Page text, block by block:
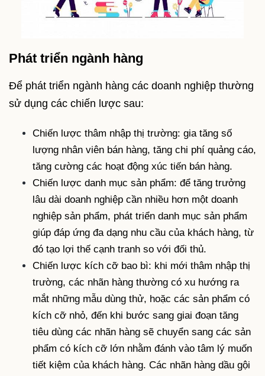
Phát triển ngành hàng
Để phát triển ngành hàng các doanh nghiệp thường
sử dụng các chiến lược sau:
Chiến lược thâm nhập thị trường: gia tăng số
lượng nhân viên bán hàng, tăng chi phí quảng cáo,
tăng cường các hoạt động xúc tiến bán hàng.
Chiến lược danh mục sản phẩm: để tăng trưởng
lâu dài doanh nghiệp cần nhiều hơn một doanh
nghiệp sản phẩm, phát triển danh mục sản phẩm
giúp đáp ứng đa dạng nhu cầu của khách hàng, từ
đó tạo lợi thế cạnh tranh so với đối thủ.
Chiến lược kích cỡ bao bì: khi mới thâm nhập thị
trường, các nhãn hàng thường có xu hướng ra
mắt những mẫu dùng thử, hoặc các sản phẩm có
kích cỡ nhỏ, đến khi bước sang giai đoạn tăng
tiêu dùng các nhãn hàng sẽ chuyển sang các sản
phẩm có kích cỡ lớn nhằm đánh vào tâm lý muốn
tiết kiệm của khách hàng. Các nhãn hàng dầu gội